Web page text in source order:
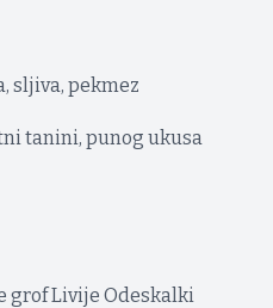
sljiva, pekmez
tanini, punog ukusa
grof Livije Odeskalki